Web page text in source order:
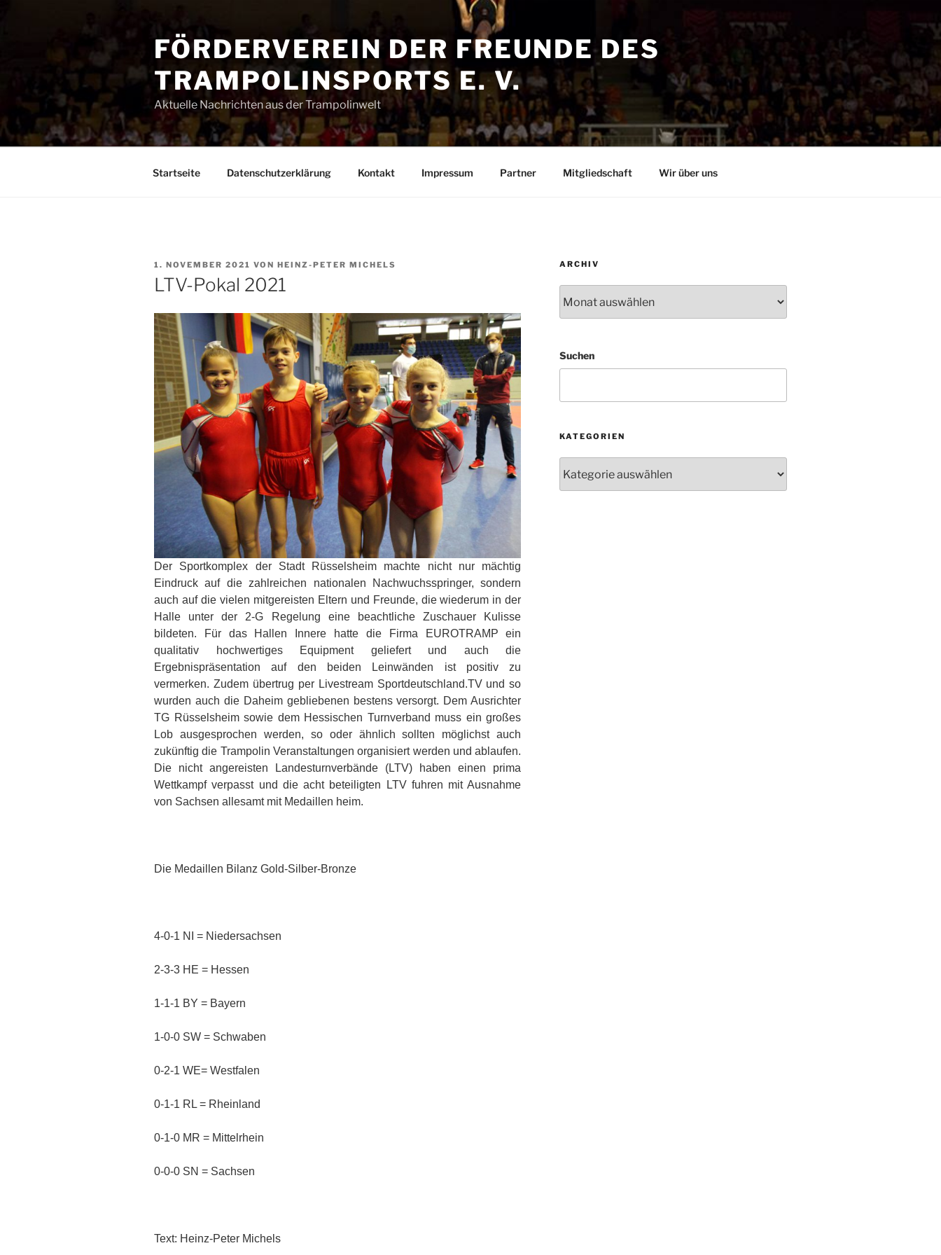
FÖRDERVEREIN DER FREUNDE DES
TRAMPOLINSPORTS E. V.
Aktuelle Nachrichten aus der Trampolinwelt
Startseite Datenschutzerklärung Kontakt Impressum Partner Mitgliedschaft Wir über uns
VERÖFFENTLICHT
AM
1. NOVEMBER 2021 VON HEINZ-PETER MICHELS
LTV-Pokal 2021
Der Sportkomplex der Stadt Rüsselsheim machte nicht nur mächtig
Eindruck auf die zahlreichen nationalen Nachwuchsspringer, sondern
auch auf die vielen mitgereisten Eltern und Freunde, die wiederum in der
Halle unter der 2-G Regelung eine beachtliche Zuschauer Kulisse
bildeten. Für das Hallen Innere hatte die Firma EUROTRAMP ein
qualitativ hochwertiges Equipment geliefert und auch die
Ergebnispräsentation auf den beiden Leinwänden ist positiv zu
vermerken. Zudem übertrug per Livestream Sportdeutschland.TV und so
wurden auch die Daheim gebliebenen bestens versorgt. Dem Ausrichter
TG Rüsselsheim sowie dem Hessischen Turnverband muss ein großes
Lob ausgesprochen werden, so oder ähnlich sollten möglichst auch
zukünftig die Trampolin Veranstaltungen organisiert werden und ablaufen.
Die nicht angereisten Landesturnverbände (LTV) haben einen prima
Wettkampf verpasst und die acht beteiligten LTV fuhren mit Ausnahme
von Sachsen allesamt mit Medaillen heim.
Die Medaillen Bilanz Gold-Silber-Bronze
4-0-1 NI = Niedersachsen
2-3-3 HE = Hessen
1-1-1 BY = Bayern
1-0-0 SW = Schwaben
0-2-1 WE= Westfalen
0-1-1 RL = Rheinland
0-1-0 MR = Mittelrhein
0-0-0 SN = Sachsen
Text: Heinz-Peter Michels
ARCHIV
Suchen
KATEGORIEN